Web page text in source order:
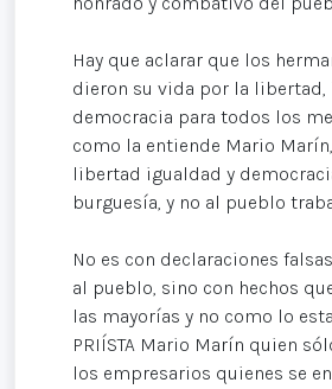
Hay que aclarar que los
dieron su vida por la libertad,
democracia para todos los
como la entiende Mario
libertad igualdad y
burguesía, y no al pueblo
No es con declaraciones
al pueblo, sino con hechos
las mayorías y no como lo
PRIÍSTA Mario Marín quien
los empresarios quienes se